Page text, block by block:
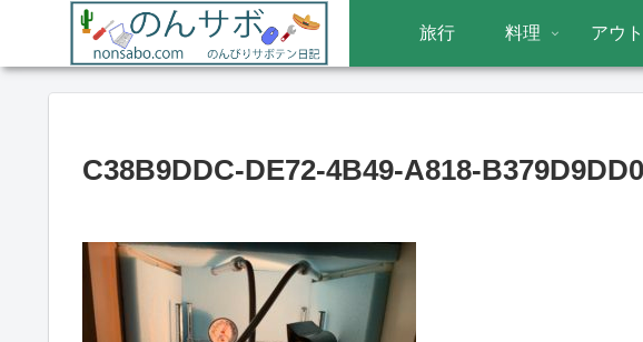
旅行 料理 アウ
C38B9DDC-DE72-4B49-A818-